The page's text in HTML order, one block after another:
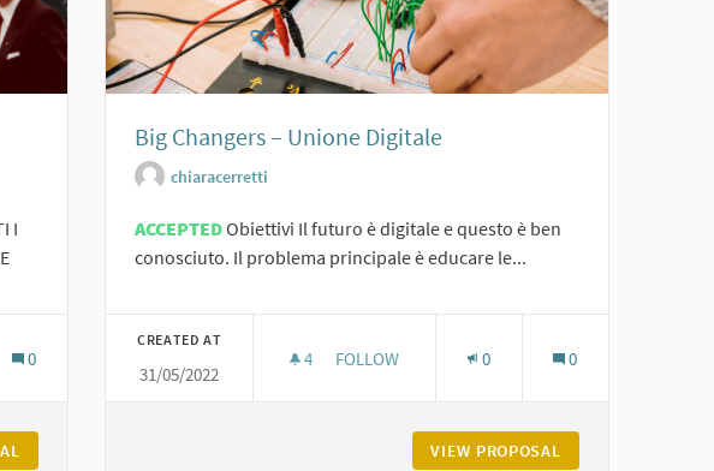
I
0
Big Changers – Unione Digitale
chiaracerretti
ACCEPTEDObiettivi Il futuro è digitale e questo è ben
conosciuto. Il problema principale è educare le...
CREATED AT
31/05/2022
4 4 FOLLOWERS
FOLLOW 0 0
VIEW PROPOSAL